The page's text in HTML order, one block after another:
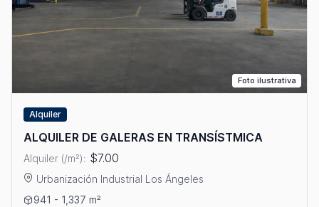
Foto ilustrativa
Alquiler
ALQUILER DE GALERAS EN TRANSÍSTMICA
Alquiler (/m²): $7.00
Urbanización Industrial Los Ángeles
Ver detalles: ALQUILER DE GALERAS EN TRANSÍSTMICA
941 - 1,337 m²